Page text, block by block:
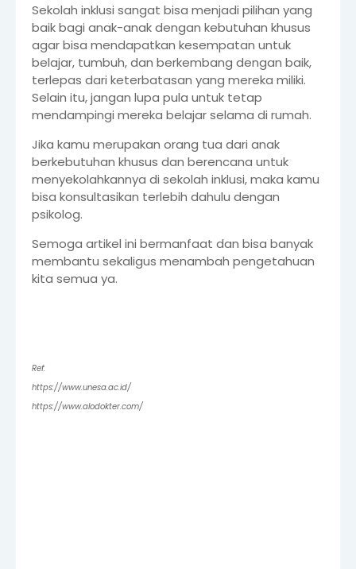
Sekolah inklusi sangat bisa menjadi pilihan yang
baik bagi anak-anak dengan kebutuhan khusus
agar bisa mendapatkan kesempatan untuk
belajar, tumbuh, dan berkembang dengan baik,
terlepas dari keterbatasan yang mereka miliki.
Selain itu, jangan lupa pula untuk tetap
mendampingi mereka belajar selama di rumah.
Jika kamu merupakan orang tua dari anak
berkebutuhan khusus dan berencana untuk
menyekolahkannya di sekolah inklusi, maka kamu
bisa konsultasikan terlebih dahulu dengan
psikolog.
Semoga artikel ini bermanfaat dan bisa banyak
membantu sekaligus menambah pengetahuan
kita semua ya.
Ref:
https://www.unesa.ac.id/
https://www.alodokter.com/